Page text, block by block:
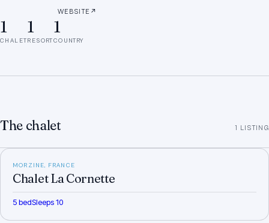
WEBSITE ↗
1
CHALET
1
RESORT
1
COUNTRY
The chalet 1 LISTING
MORZINE, FRANCE
Chalet La Cornette
5bedSleeps10